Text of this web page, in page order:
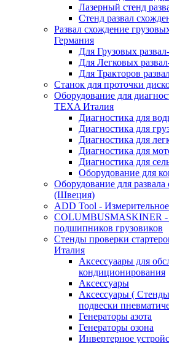
Лазерный стенд
Стенд развал
Развал схождение
Германия
Для Грузовых
Для Легковых
Для Тракторов
Станок для проточки
Оборудование для
TEXA Италия
Диагностика для
Диагностика для
Диагностика для
Диагностика для
Диагностика для
Оборудование для
Оборудование для
(Швеция)
ADD Tool -
COLUMBUSMASKINER
подшипников грузовиков
Стенды проверки
Италия
Аксессуаары для
кондиционирования
Аксессуары
Аксессуары (
подвески
Генераторы азота
Генераторы озона
Инвертерное